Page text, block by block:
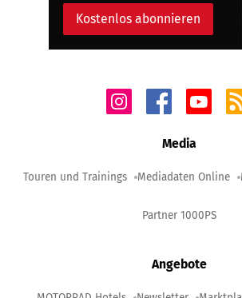
Kostenlos abonnieren
Media
Touren und Trainings Mediadaten Online
Partner 1000PS
Angebote